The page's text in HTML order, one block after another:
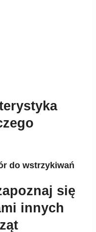
do wstrzykiwań
się
innych